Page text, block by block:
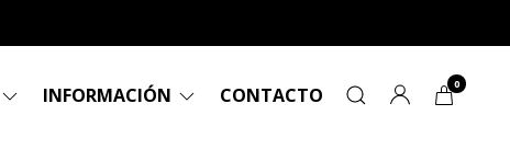
INFORMACIÓN CONTACTO 0